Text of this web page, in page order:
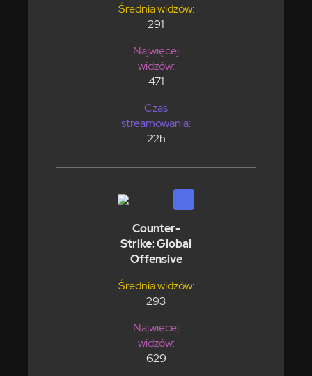
Średnia widzów:
291
Najwięcej
widzów:
471
Czas
streamowania:
22h
Counter-
Strike: Global
Offensive
Średnia widzów:
293
Najwięcej
widzów:
629